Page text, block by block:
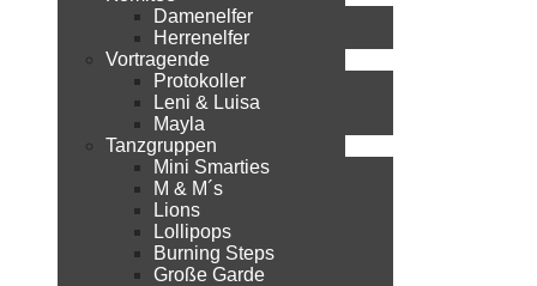
Damenelfer
Herrenelfer
Vortragende
Protokoller
Leni & Luisa
Mayla
Tanzgruppen
Mini Smarties
M & M´s
Lions
Lollipops
Burning Steps
Große Garde